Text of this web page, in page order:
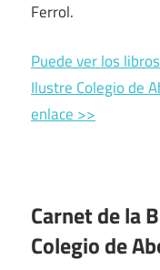
Ferrol.
Puede ver los
Ilustre Colegio de
enlace >>
Carnet de la
Colegio de